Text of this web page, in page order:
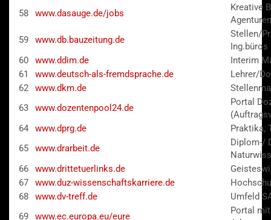
58
www.dasauge.de/jobs
Kreative
Agenturen
59
www.db.bauzeitung.de
Stellen/
Ing.büros
60
www.ddim.de
Interim
61
www.deutsch-als-fremdsprache.de
Lehrer/
62
www.dkm.de
63
www.dozentenpool24.de
Portal
64
www.dprg.de
Praktika,
65
www.drarbeit.de
Diplom-/
66
www.drittetuerlinks.de
67
www.duz-wissenschaftskarriere.de
68
www.dv-treff.de
Umfeld
69
www.ec.europa.eu/eure
Portal